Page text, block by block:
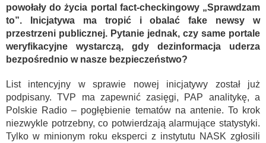
powołały do życia portal fact-checkingowy „Sprawdzam
to”. Inicjatywa ma tropić i obalać fake newsy w
przestrzeni publicznej. Pytanie jednak, czy same portale
weryfikacyjne wystarczą, gdy dezinformacja uderza
bezpośrednio w nasze bezpieczeństwo?
List intencyjny w sprawie nowej inicjatywy został już
podpisany. TVP ma zapewnić zasięgi, PAP analitykę, a
Polskie Radio – pogłębienie tematów na antenie. To krok
niezwykle potrzebny, co potwierdzają alarmujące statystyki.
Tylko w minionym roku eksperci z instytutu NASK zgłosili